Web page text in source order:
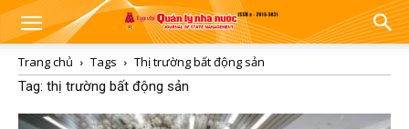
Trang chủ Tags
Thị trường bất động sản
Tag: thị trường bất động sản